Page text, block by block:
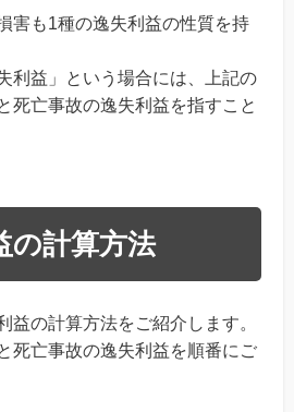
害も1種の逸失利益の性質を持
利益」という場合には、上記の
死亡事故の逸失利益を指すこと
の計算方法
益の計算方法をご紹介します。
死亡事故の逸失利益を順番にご